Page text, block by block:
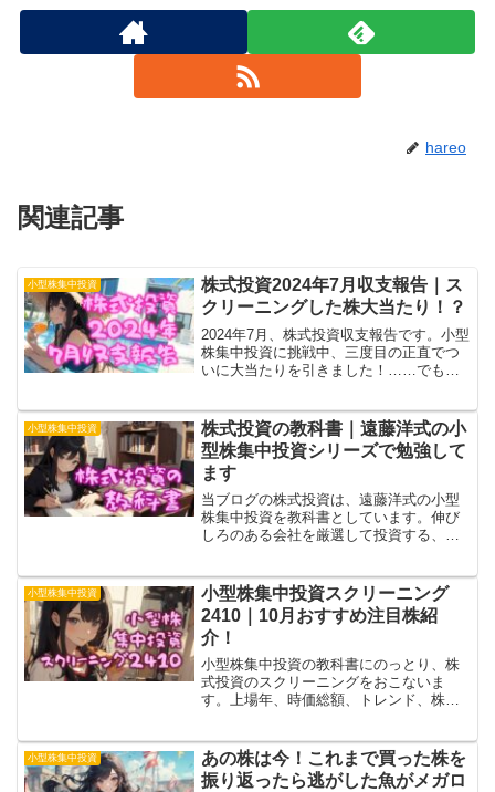
hareo
関連記事
小型株集中投資
株式投資2024年7月収支報告｜ス
クリーニングした株大当たり！？
2024年7月、株式投資収支報告です。小型
株集中投資に挑戦中、三度目の正直でつ
いに大当たりを引きました！……でも指
てないっぽいので、あとは勉強あるのみ
です！
小型株集中投資
株式投資の教科書｜遠藤洋式の小
型株集中投資シリーズで勉強して
ます
当ブログの株式投資は、遠藤洋式の小型
株集中投資を教科書としています。伸び
しろのある会社を厳選して投資する、っ
中投資の具体的方法、考え方についての
教科書を紹介します。
小型株集中投資
小型株集中投資スクリーニング
2410｜10月おすすめ注目株紹
介！
小型株集中投資の教科書にのっとり、株
式投資のスクリーニングをおこないま
す。上場年、時価総額、トレンド、株
クで詳細確認。結果的にスタメン
（4019）保有継続が答えです。
小型株集中投資
あの株は今！これまで買った株を
振り返ったら逃がした魚がメガロ